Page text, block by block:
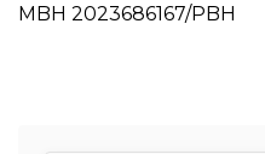
MBH 2023686167/PBH